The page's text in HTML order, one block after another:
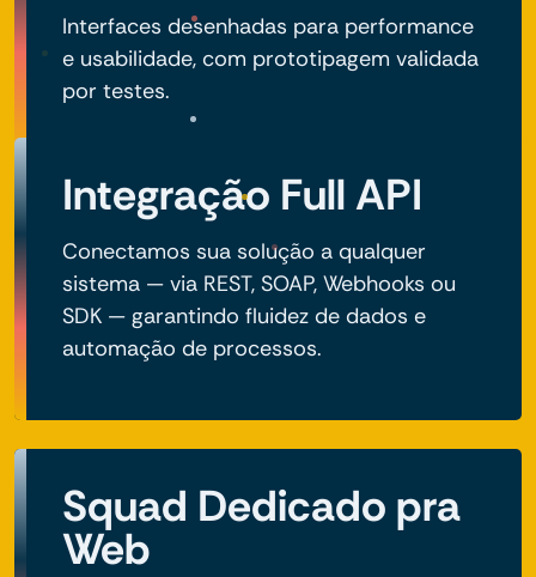
Interfaces desenhadas para performance
e usabilidade, com prototipagem validada
por testes.
Integração Full API
Conectamos sua solução a qualquer
sistema — via REST, SOAP, Webhooks ou
SDK — garantindo fluidez de dados e
automação de processos.
Squad Dedicado pra
Web